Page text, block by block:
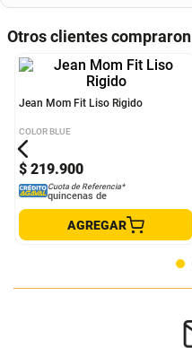
Otros clientes compraron
Jean Mom Fit Liso Rigido
$ 219.900